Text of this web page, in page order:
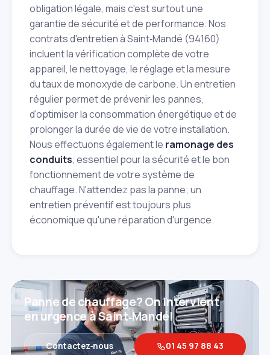
obligation légale, mais c'est surtout une
garantie de sécurité et de performance. Nos
contrats d'entretien à Saint‑Mandé (94160)
incluent la vérification complète de votre
appareil, le nettoyage, le réglage et la mesure
du taux de monoxyde de carbone. Un entretien
régulier permet de prévenir les pannes,
d'optimiser la consommation énergétique et de
prolonger la durée de vie de votre installation.
Nous effectuons également le ramonage des
conduits, essentiel pour la sécurité et le bon
fonctionnement de votre système de
chauffage. N'attendez pas la panne; un
entretien préventif est toujours plus
économique qu'une réparation d'urgence.
Panne de chauffage? On intervient
en urgence à Saint‑Mandé!
Contactez‑nous 01 45 97 88 43